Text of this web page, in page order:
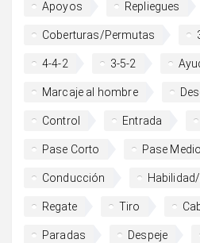
Apoyos Repliegues
Coberturas/Permutas
4-4-2 3-5-2
Marcaje al hombre
Control Entrada
Pase Corto Pase Medio
Conducción
Regate Tiro
Paradas Despeje